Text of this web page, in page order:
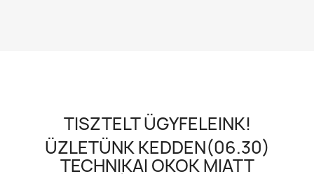
TISZTELT ÜGYFELEINK!
ÜZLETÜNK KEDDEN(06.30)
TECHNIKAI OKOK MIATT